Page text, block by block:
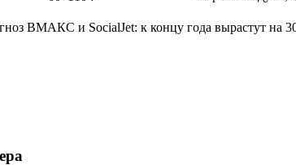
ВМАКС и SocialJet: к концу года вырастут на